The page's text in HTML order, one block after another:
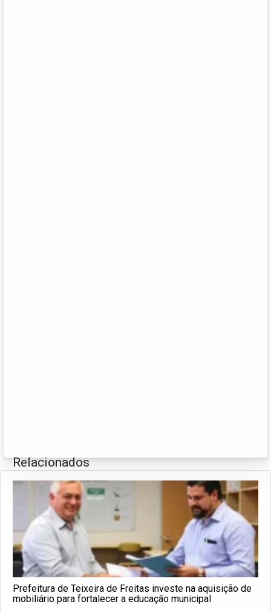
Relacionados
Prefeitura de Teixeira de Freitas investe na aquisição de
mobiliário para fortalecer a educação municipal